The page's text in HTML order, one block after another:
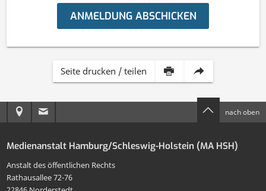
ANMELDUNG ABSCHICKEN
Seite drucken / teilen
Inhalt Diese
per
Anreise
MA
HSH
an
die
nach oben
Medienanstalt Hamburg/Schleswig-Holstein (MA HSH)
Anstalt des öffentlichen Rechts
Rathausallee 72-76